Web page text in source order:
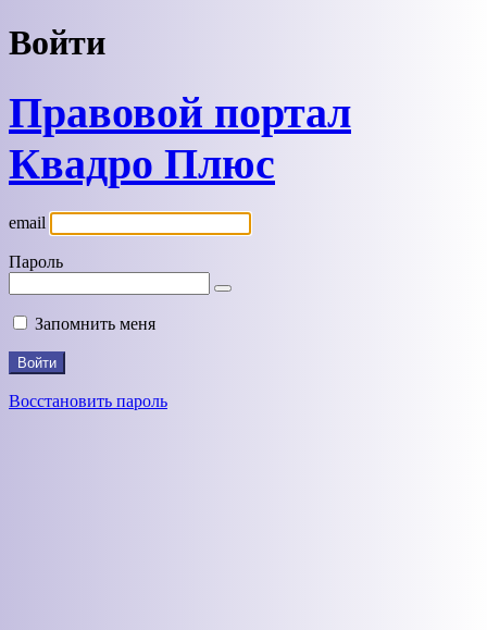
Войти
Правовой портал
Квадро Плюс
email
Пароль
Запомнить меня
Восстановить пароль